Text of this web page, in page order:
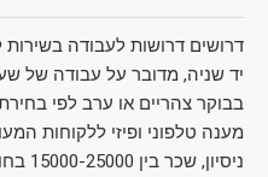
יד שניה, מדובר על עבודה של
בבוקר צהריים או ערב לפי